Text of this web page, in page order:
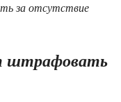
штрафовать